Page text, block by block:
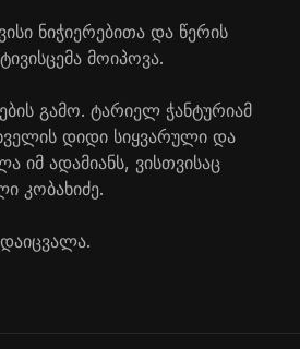
ნიჭიერებითა და წერის
მოიპოვა.
გამო. ტარიელ ჭანტურიამ
დიდი სიყვარული და
იმ ადამიანს, ვისთვისაც
კობახიძე.